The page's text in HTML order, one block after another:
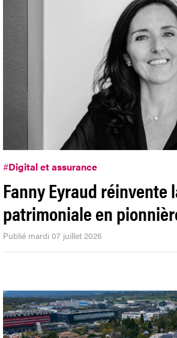
#Digital et assurance
Fanny Eyraud réinvente
patrimoniale en
Publié mardi 07 juillet 2026